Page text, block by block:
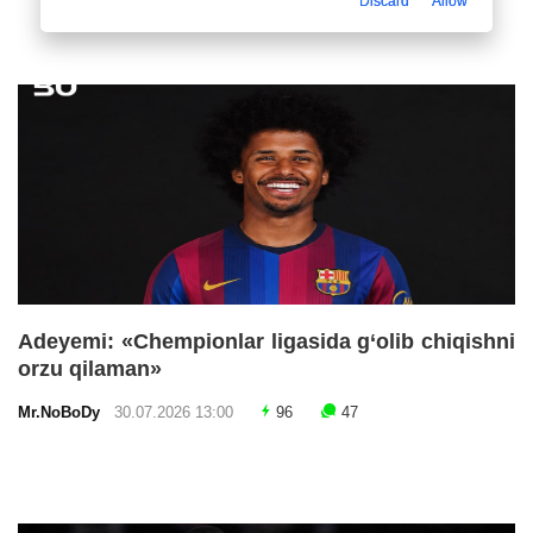
Adeyemi: «Chempionlar ligasida g‘olib chiqishni
orzu qilaman»
Mr.NoBoDy 30.07.2026 13:00 96 47